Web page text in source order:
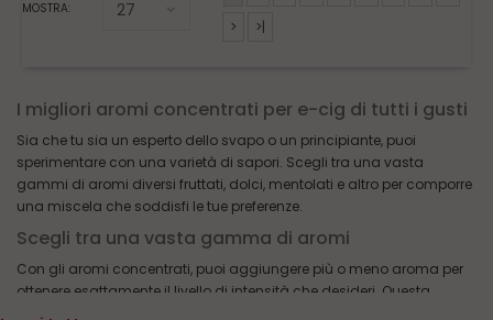
MOSTRA:
>
>|
I migliori aromi concentrati per e-cig di tutti i gusti
Sia che tu sia un esperto dello svapo o un principiante, puoi
sperimentare con una varietà di sapori. Scegli tra una vasta
gammi di aromi diversi fruttati, dolci, mentolati e altro per comporre
una miscela che soddisfi le tue preferenze.
Scegli tra una vasta gamma di aromi
Con gli aromi concentrati, puoi aggiungere più o meno aroma per
ottenere esattamente il livello di intensità che desideri. Questa